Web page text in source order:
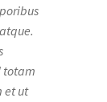
totam
et ut